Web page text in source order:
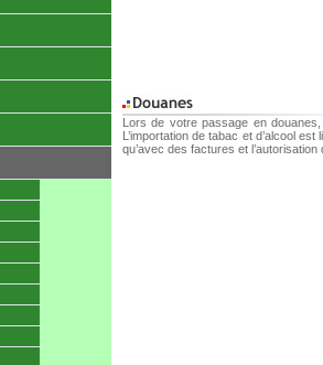
Lors de votre passage en
L’importation de tabac et d’alcool
qu’avec des factures et